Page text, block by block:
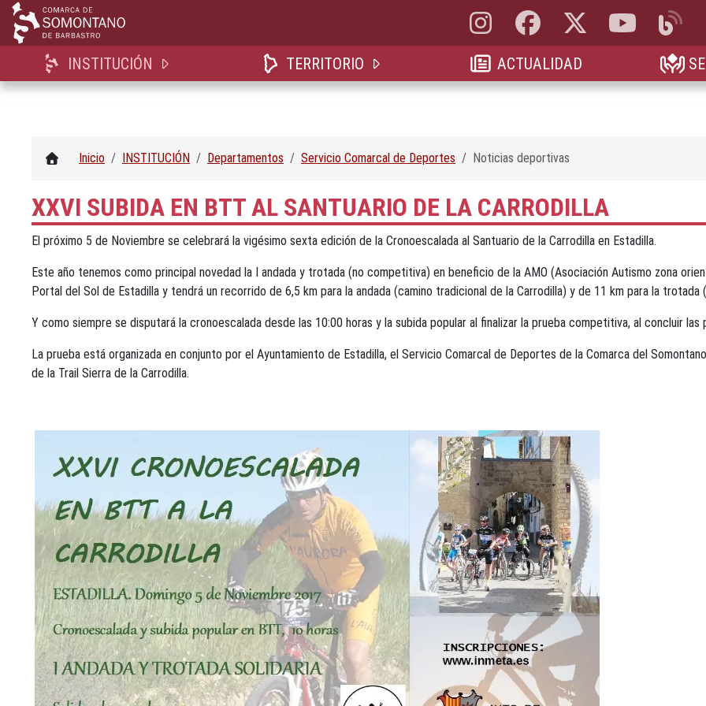
Instagram, abre en nueva pestaña
Facebook, abre en nueva pestaña
X, antes Twitter, abre en
YouTube, abre
Blog,
INSTITUCIÓN TERRITORIO ACTUALIDAD
Inicio INSTITUCIÓN Departamentos Servicio Comarcal de Deportes Noticias deportivas
XXVI SUBIDA EN BTT AL SANTUARIO DE LA CARRODILLA
El próximo 5 de Noviembre se celebrará la vigésimo sexta edición de la Cronoescalada al Santuario de la Carrodilla en Estadilla.
Este año tenemos como principal novedad la I andada y trotada (no competitiva) en beneficio de la AMO (Asociación Autismo zona
Portal del Sol de Estadilla y tendrá un recorrido de 6,5 km para la andada (camino tradicional de la Carrodilla) y de 11 km para la trotada
Y como siempre se disputará la cronoescalada desde las 10:00 horas y la subida popular al finalizar la prueba competitiva, al concluir las
La prueba está organizada en conjunto por el Ayuntamiento de Estadilla, el Servicio Comarcal de Deportes de la Comarca del
de la Trail Sierra de la Carrodilla.